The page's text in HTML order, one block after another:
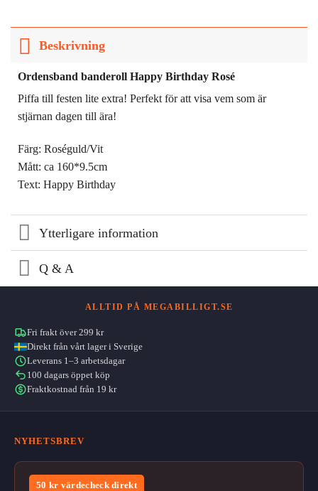
Beskrivning
Ordensband banderoll Happy Birthday Rosé
Piffa till festen lite extra! Perfekt för att visa vem som är
stjärnan dagen till ära!
Färg: Roséguld/Vit
Mått: ca 160*9.5cm
Text: Happy Birthday
Ytterligare information
Q & A
ALLTID PÅ MEGABILLIGT.SE
Fri frakt över 299 kr
Direkt från vårt lager i Sverige
Leverans 1–3 arbetsdagar
100 dagars öppet köp
Fraktkostnad från 19 kr
NYHETSBREV
50 kr värdecheck direkt